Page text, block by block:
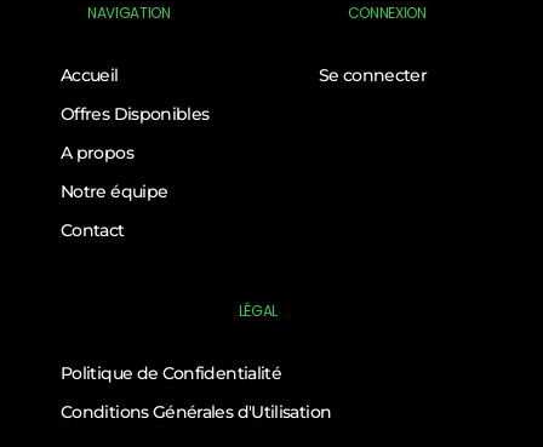
NAVIGATION
Accueil
Offres Disponibles
A propos
Notre équipe
Contact
CONNEXION
Se connecter
LÉGAL
Politique de Confidentialité
Conditions Générales d'Utilisation